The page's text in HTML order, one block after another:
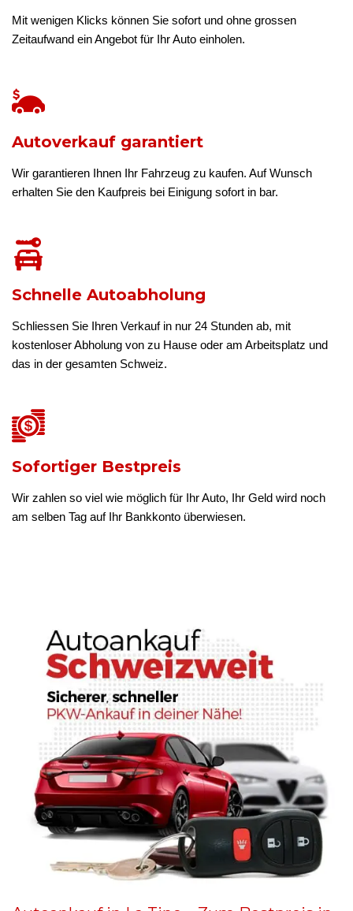
Mit wenigen Klicks können Sie sofort und ohne grossen
Zeitaufwand ein Angebot für Ihr Auto einholen.
Autoverkauf garantiert
Wir garantieren Ihnen Ihr Fahrzeug zu kaufen. Auf Wunsch
erhalten Sie den Kaufpreis bei Einigung sofort in bar.
Schnelle Autoabholung
Schliessen Sie Ihren Verkauf in nur 24 Stunden ab, mit
kostenloser Abholung von zu Hause oder am Arbeitsplatz und
das in der gesamten Schweiz.
Sofortiger Bestpreis
Wir zahlen so viel wie möglich für Ihr Auto, Ihr Geld wird noch
am selben Tag auf Ihr Bankkonto überwiesen.